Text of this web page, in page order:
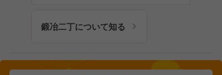
鍛冶二丁について知る